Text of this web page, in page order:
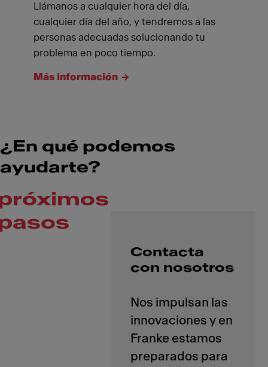
Llámanos a cualquier hora del día,
cualquier día del año, y tendremos a las
personas adecuadas solucionando tu
problema en poco tiempo.
Más información
¿En qué podemos
ayudarte?
Contacta
con nosotros
Nos impulsan las
innovaciones y en
Franke estamos
preparados para